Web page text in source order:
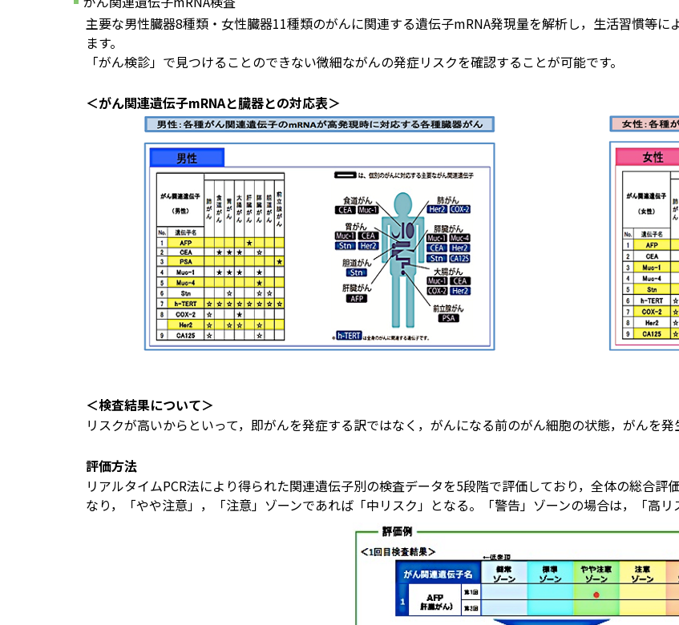
主要な男性臓器8種類・女性臓器11種類のがんに関連する遺伝子mRNA発現量を解析し，生活習慣等
ます。
「がん検診」で見つけることのできない微細ながんの発症リスクを確認することが可能です。
＜がん関連遺伝子mRNAと臓器との対応表＞
＜検査結果について＞
リスクが高いからといって，即がんを発症する訳ではなく，がんになる前のがん細胞の状態，がんを発
評価方法
リアルタイムPCR法により得られた関連遺伝子別の検査データを5段階で評価しており，全体の総合
なり，「やや注意」，「注意」ゾーンであれば「中リスク」となる。「警告」ゾーンの場合は，「高リ